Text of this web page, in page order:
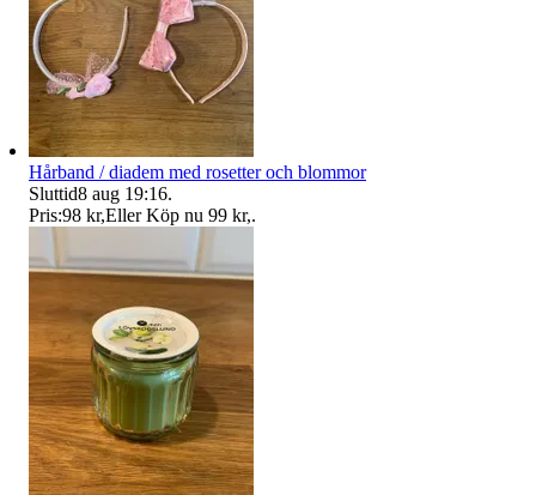
Hårband / diadem med rosetter och blommor
Sluttid8 aug 19:16.
Pris:98 kr,Eller Köp nu 99 kr,.